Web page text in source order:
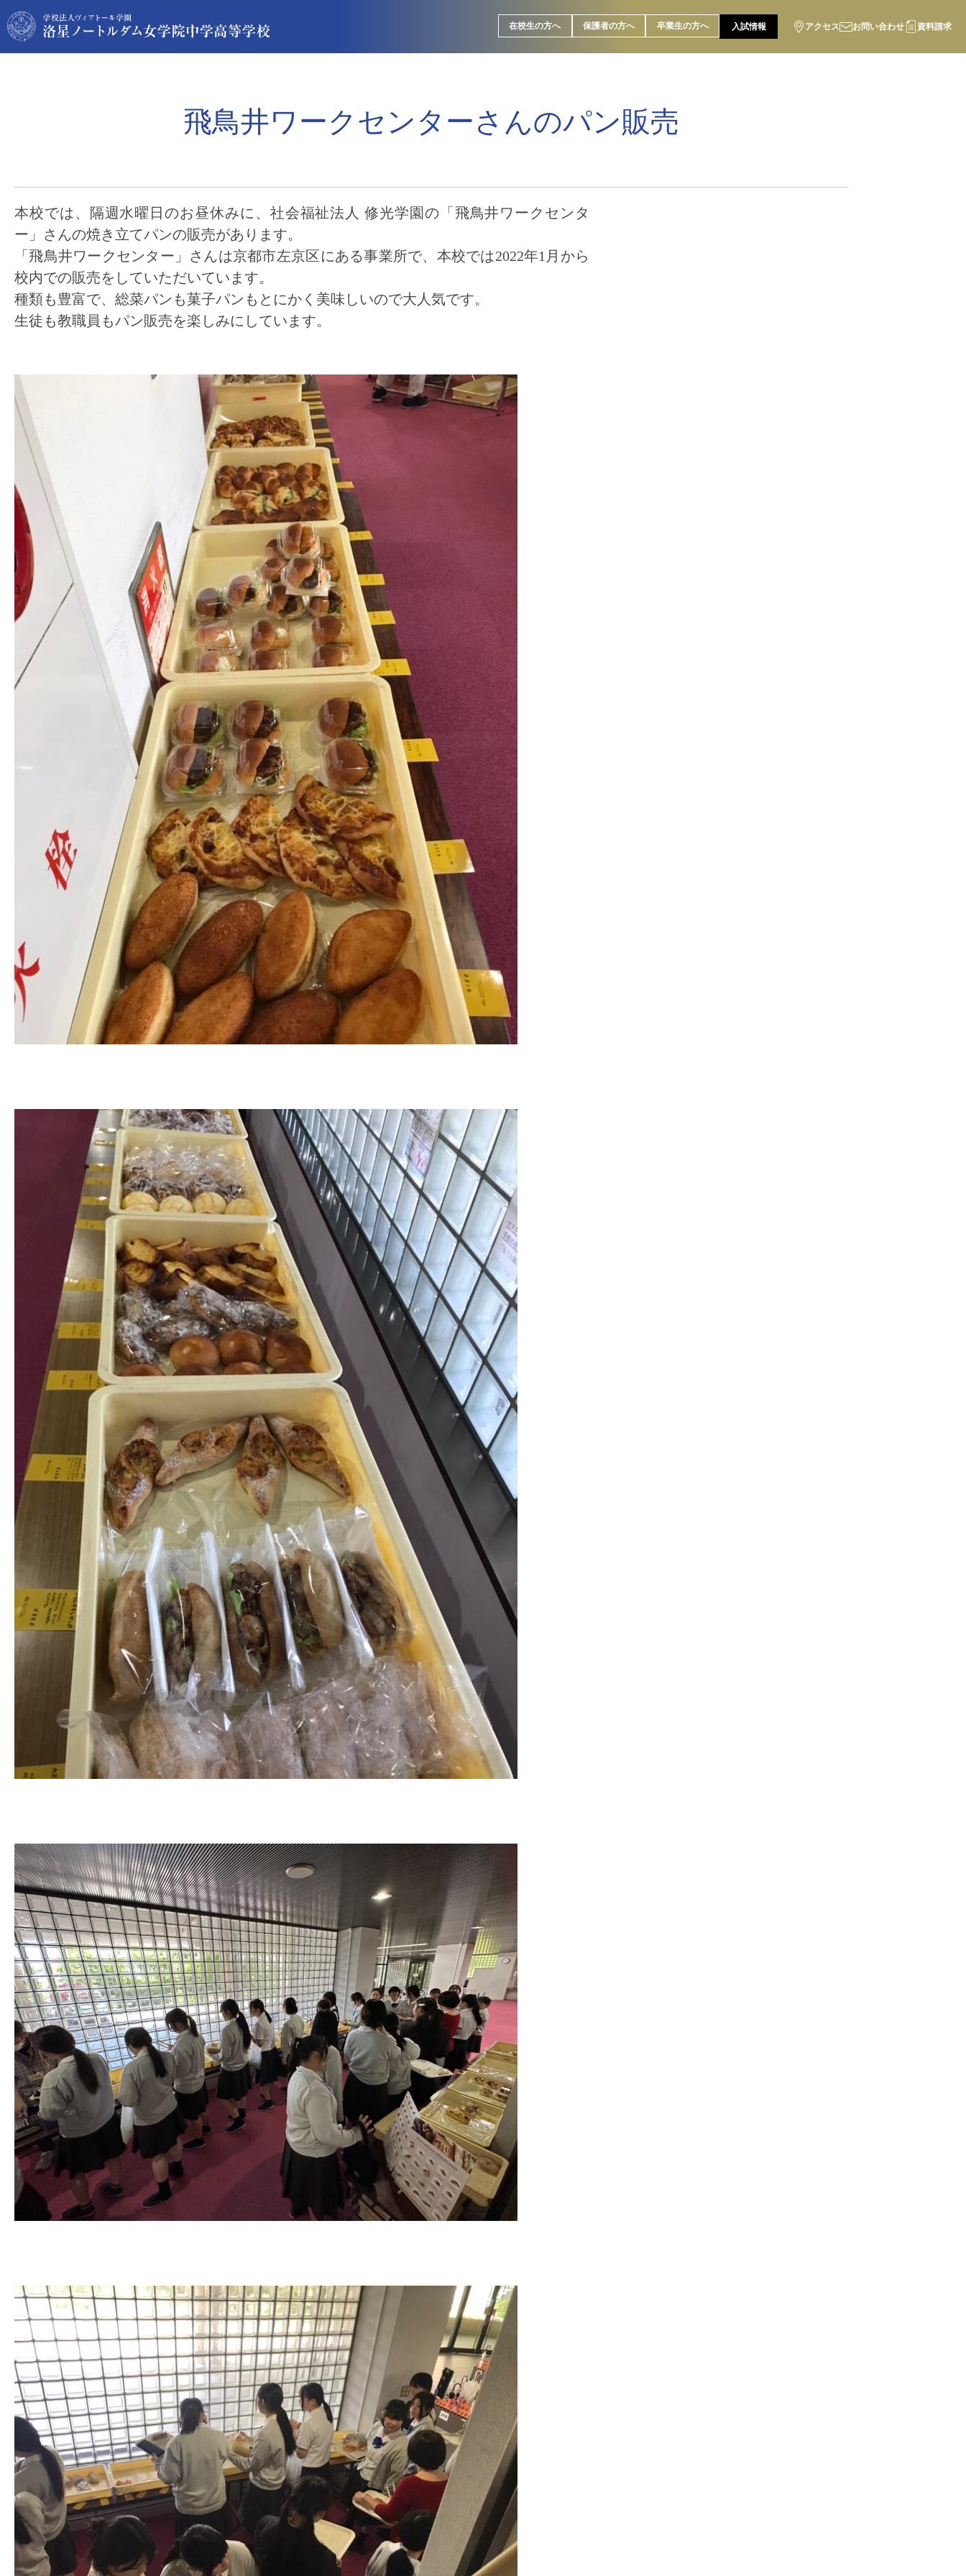
在校生の方へ 保護者の方へ 卒業生の方へ 入試情報 アクセス お問い合わせ 資料請求
飛鳥井ワークセンターさんのパン販売
本校では、隔週水曜日のお昼休みに、社会福祉法人 修光学園の「飛鳥井ワークセンタ
ー」さんの焼き立てパンの販売があります。
「飛鳥井ワークセンター」さんは京都市左京区にある事業所で、本校では2022年1月から
校内での販売をしていただいています。
種類も豊富で、総菜パンも菓子パンもとにかく美味しいので大人気です。
生徒も教職員もパン販売を楽しみにしています。